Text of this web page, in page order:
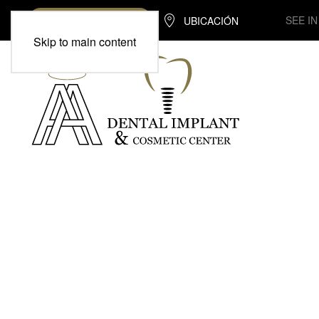
Skip to main content
UBICACIÓN SEE